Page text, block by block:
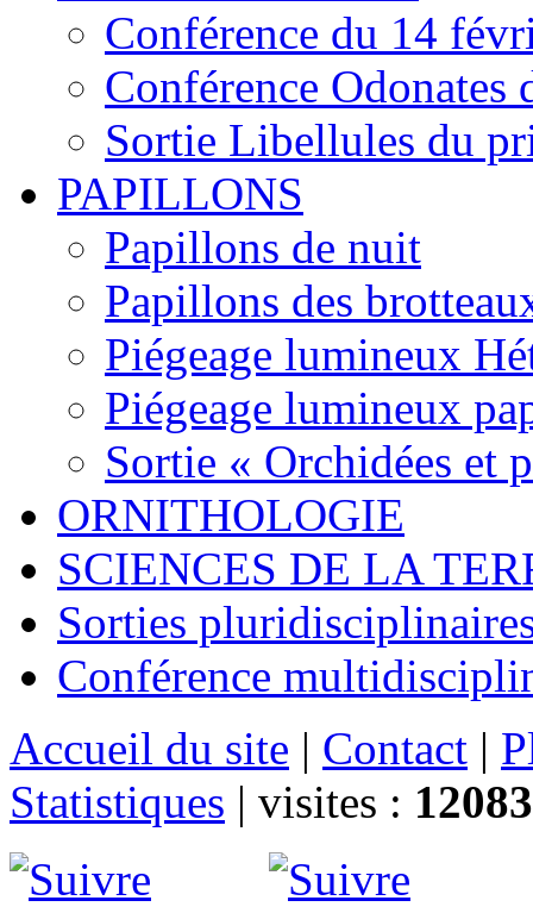
Conférence du 14
Conférence
Sortie Libellules du
PAPILLONS
Papillons de nuit
Papillons des
Piégeage lumineux
Piégeage lumineux
Sortie « Orchidées et
ORNITHOLOGIE
SCIENCES DE LA
Sorties
Conférence
Accueil du site | Contact |
Statistiques | visites :